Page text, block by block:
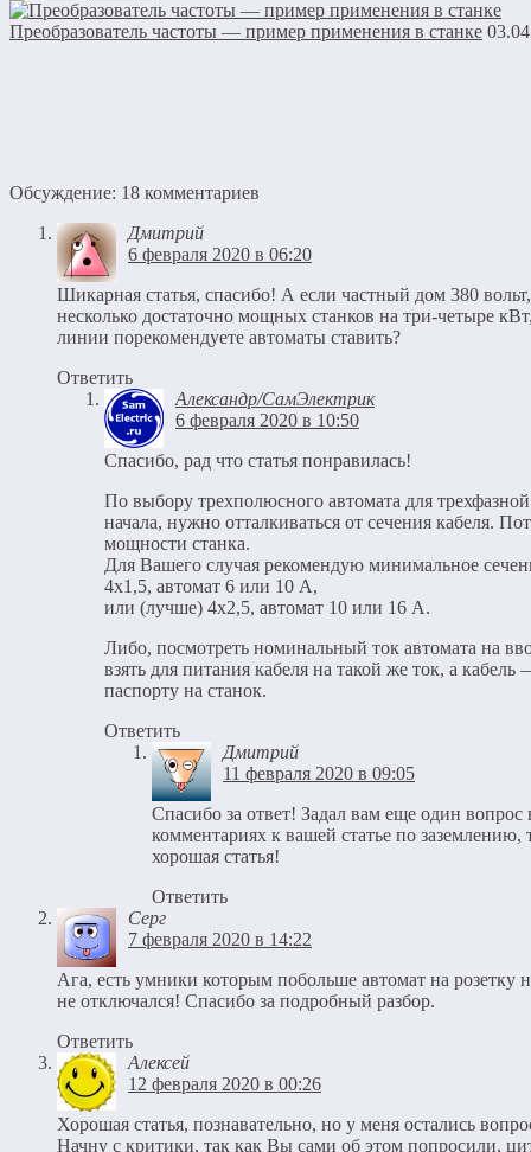
Преобразователь частоты — пример применения в станке
Обсуждение: 18 комментариев
Дмитрий
6 февраля 2020 в 06:20
Шикарная статья, спасибо! А если частный дом 380
несколько достаточно мощных станков на три-четыре
линии порекомендуете автоматы ставить?
Ответить
Александр/СамЭлектрик
6 февраля 2020 в 10:50
Спасибо, рад что статья понравилась!
По выбору трехполюсного автомата для
начала, нужно отталкиваться от сечения кабеля.
мощности станка.
Для Вашего случая рекомендую минимальное
4х1,5, автомат 6 или 10 А,
или (лучше) 4х2,5, автомат 10 или 16 А.
Либо, посмотреть номинальный ток автомата на
взять для питания кабеля на такой же ток, а кабель
паспорту на станок.
Ответить
Дмитрий
11 февраля 2020 в 09:05
Спасибо за ответ! Задал вам еще один вопрос
комментариях к вашей статье по заземлению,
хорошая статья!
Ответить
Серг
7 февраля 2020 в 14:22
Ага, есть умники которым побольше автомат на розетку
не отключался! Спасибо за подробный разбор.
Ответить
Алексей
12 февраля 2020 в 00:26
Хорошая статья, познавательно, но у меня остались
Начну с критики, так как Вы сами об этом попросили,